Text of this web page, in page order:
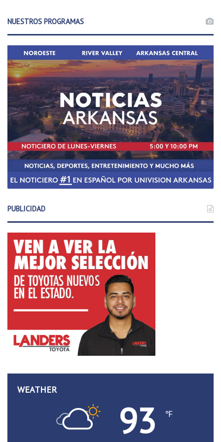
NUESTROS PROGRAMAS
PUBLICIDAD
WEATHER
93 ℉